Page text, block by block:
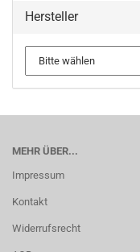
Hersteller
MEHR ÜBER...
Impressum
Kontakt
Widerrufsrecht